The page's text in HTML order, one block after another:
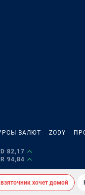
ВАЛЮТ ZODY
82,17
94,84
хочет домой